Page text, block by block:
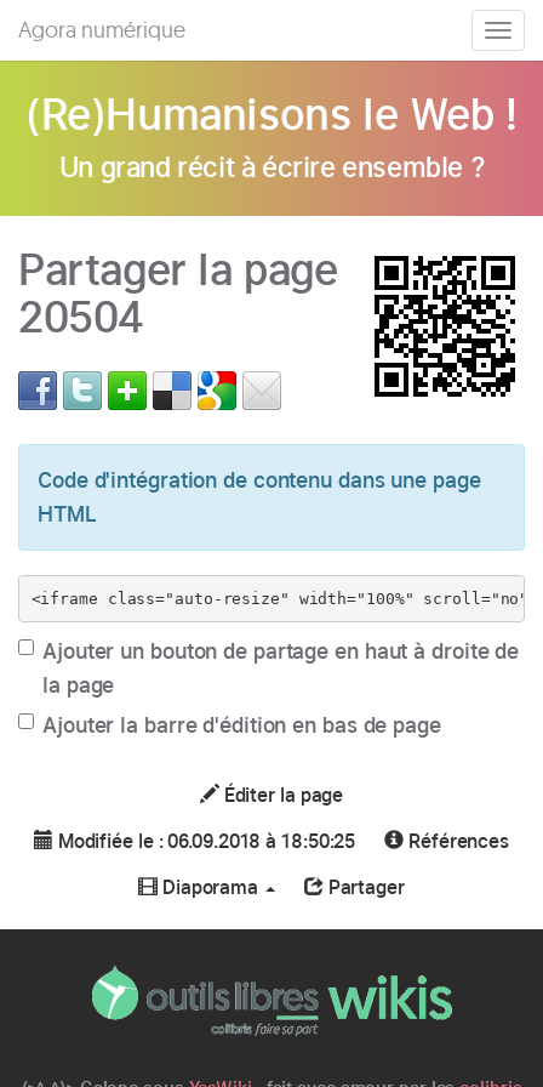
Agora numérique
(Re)Humanisons le Web !
Un grand récit à écrire ensemble ?
Partager la page
20504
Code d'intégration de contenu dans une page
HTML
Ajouter un bouton de partage en haut à droite de
la page
Ajouter la barre d'édition en bas de page
Éditer la page
Modifiée le : 06.09.2018 à 18:50:25
Références
Diaporama
Partager